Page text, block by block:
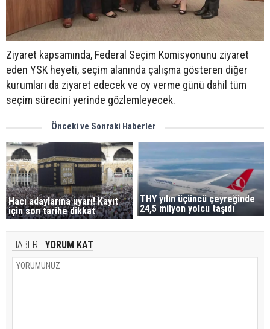
Ziyaret kapsamında, Federal Seçim Komisyonunu ziyaret
eden YSK heyeti, seçim alanında çalışma gösteren diğer
kurumları da ziyaret edecek ve oy verme günü dahil tüm
seçim sürecini yerinde gözlemleyecek.
Önceki ve Sonraki Haberler
Hacı adaylarına uyarı! Kayıt
için son tarihe dikkat
THY yılın üçüncü çeyreğinde
24,5 milyon yolcu taşıdı
HABERE YORUM KAT